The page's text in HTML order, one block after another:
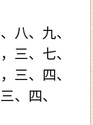
八、九、
三、七、
三、四、
、四、